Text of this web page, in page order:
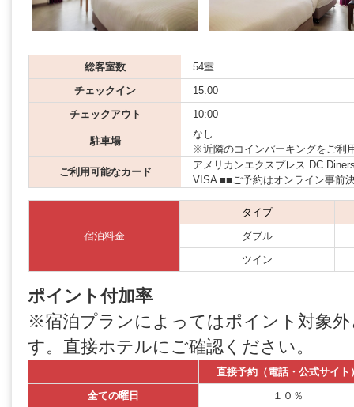
総客室数
54室
チェックイン
15:00
チェックアウト
10:00
駐車場
なし
※近隣のコインパーキングをご利
ご利用可能なカード
アメリカンエクスプレス DC
VISA ■■ご予約はオンライン事前
宿泊料金
タイプ
ダブル
ツイン
ポイント付加率
※宿泊プランによってはポイント対象
す。直接ホテルにご確認ください。
直接予約（電話・公式サイト
全ての曜日
１０％